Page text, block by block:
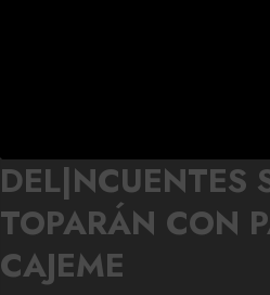
DEL|NCUENTES
TOPARÁN CON
CAJEME